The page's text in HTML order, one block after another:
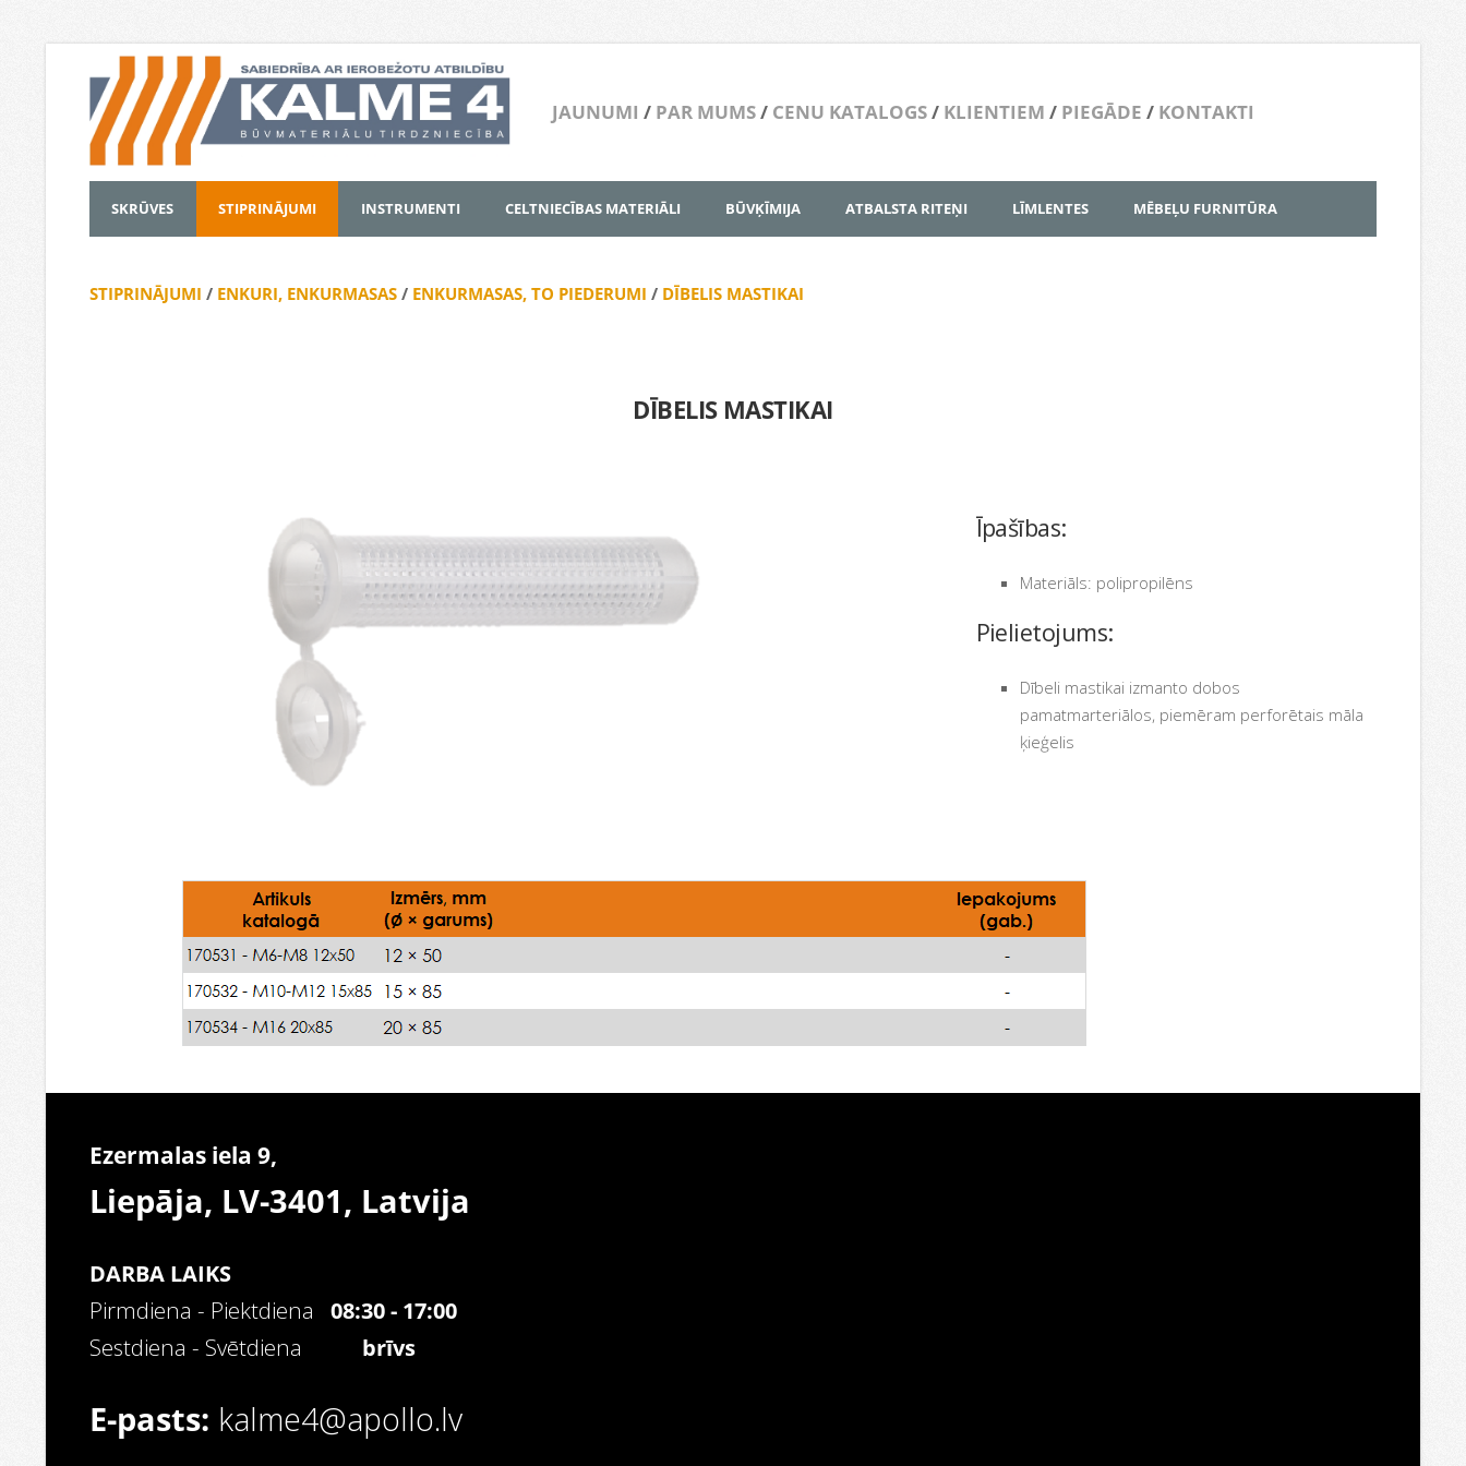
JAUNUMI / PAR MUMS/ CENU KATALOGS/ KLIENTIEM / PIEGĀDE / KONTAKTI
SKRŪVES STIPRINĀJUMI INSTRUMENTI CELTNIECĪBAS MATERIĀLI BŪVĶĪMIJA ATBALSTA RITEŅI LĪMLENTES MĒBEĻU FURNITŪRA
STIPRINĀJUMI / ENKURI, ENKURMASAS / ENKURMASAS, TO PIEDERUMI / DĪBELIS MASTIKAI
DĪBELIS MASTIKAI
Īpašības:
Materiāls: polipropilēns
Pielietojums:
Dībeli mastikai izmanto dobos
pamatmarteriālos, piemēram perforētais māla
ķieģelis
Ezermalas iela 9,
Liepāja, LV-3401, Latvija
DARBA LAIKS
Pirmdiena - Piektdiena 08:30 - 17:00
Sestdiena - Svētdiena brīvs
E-pasts: kalme4@apollo.lv